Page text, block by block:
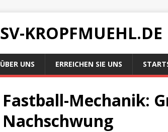
SV-KROPFMUEHL.DE
ÜBER UNS ERREICHEN SIE UNS
Fastball-Mechanik:
Nachschwung